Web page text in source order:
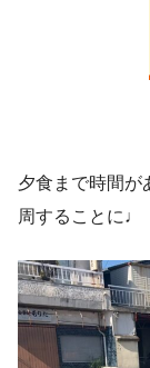
夕食まで時間が
周することに♩